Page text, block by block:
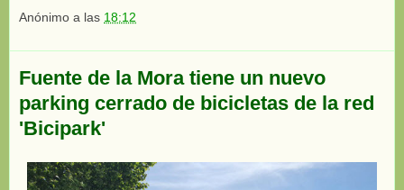
Anónimo a las 18:12
Fuente de la Mora tiene un nuevo
parking cerrado de bicicletas de la red
'Bicipark'